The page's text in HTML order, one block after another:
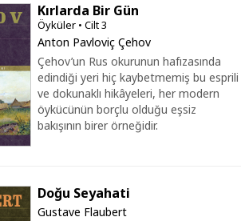
Kırlarda Bir Gün
Öyküler • Cilt 3
Anton Pavloviç Çehov
Çehov’un Rus okurunun hafızasında
edindiği yeri hiç kaybetmemiş bu esprili
ve dokunaklı hikâyeleri, her modern
öykücünün borçlu olduğu eşsiz
bakışının birer örneğidir.
Doğu Seyahati
Gustave Flaubert